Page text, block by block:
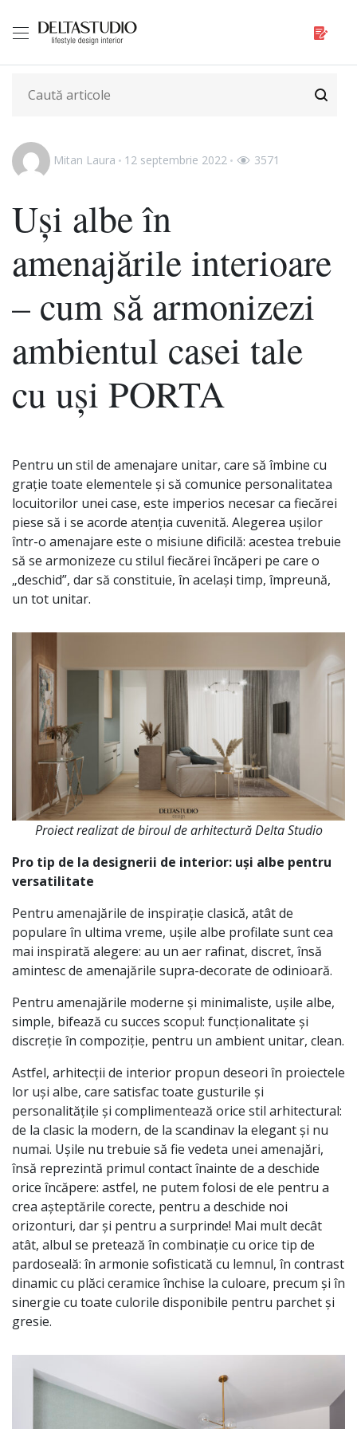
Mitan Laura 12 septembrie 2022 3571
Uși albe în
amenajările interioare
– cum să armonizezi
ambientul casei tale
cu uși PORTA
Pentru un stil de amenajare unitar, care să îmbine cu
grație toate elementele și să comunice personalitatea
locuitorilor unei case, este imperios necesar ca fiecărei
piese să i se acorde atenția cuvenită. Alegerea ușilor
într-o amenajare este o misiune dificilă: acestea trebuie
să se armonizeze cu stilul fiecărei încăperi pe care o
„deschid”, dar să constituie, în același timp, împreună,
un tot unitar.
Proiect realizat de biroul de arhitectură Delta Studio
Pro tip de la designerii de interior: uși albe pentru
versatilitate
Pentru amenajările de inspirație clasică, atât de
populare în ultima vreme, ușile albe profilate sunt cea
mai inspirată alegere: au un aer rafinat, discret, însă
amintesc de amenajările supra-decorate de odinioară.
Pentru amenajările moderne și minimaliste, ușile albe,
simple, bifează cu succes scopul: funcționalitate și
discreție în compoziție, pentru un ambient unitar, clean.
Astfel, arhitecții de interior propun deseori în proiectele
lor uși albe, care satisfac toate gusturile și
personalitățile și complimentează orice stil arhitectural:
de la clasic la modern, de la scandinav la elegant și nu
numai. Ușile nu trebuie să fie vedeta unei amenajări,
însă reprezintă primul contact înainte de a deschide
orice încăpere: astfel, ne putem folosi de ele pentru a
crea așteptările corecte, pentru a deschide noi
orizonturi, dar și pentru a surprinde! Mai mult decât
atât, albul se pretează în combinație cu orice tip de
pardoseală: în armonie sofisticată cu lemnul, în contrast
dinamic cu plăci ceramice închise la culoare, precum și în
sinergie cu toate culorile disponibile pentru parchet și
gresie.